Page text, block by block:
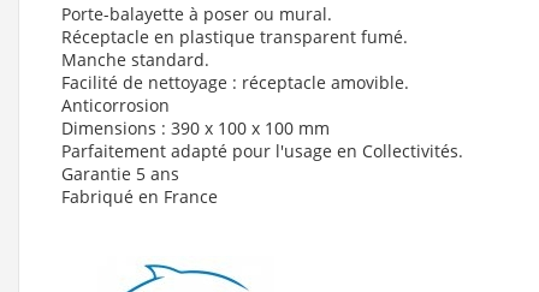
Porte-balayette à poser ou mural.
Réceptacle en plastique transparent fumé.
Manche standard.
Facilité de nettoyage : réceptacle amovible.
Anticorrosion
Dimensions : 390 x 100 x 100 mm
Parfaitement adapté pour l'usage en Collectivités.
Garantie 5 ans
Fabriqué en France